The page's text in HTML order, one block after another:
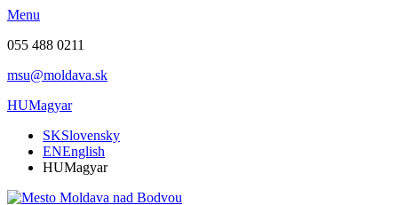
Menu
055 488 0211
msu@moldava.sk
HUMagyar
SKSlovensky
ENEnglish
HUMagyar